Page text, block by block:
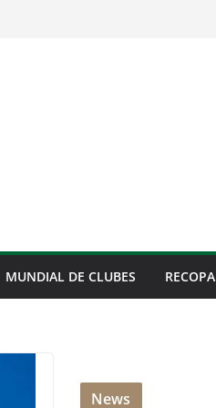
MUNDIAL DE CLUBES RECOPA
News